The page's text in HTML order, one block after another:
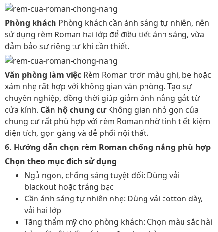
Phòng khách Phòng khách cần ánh sáng tự nhiên, nên
sử dụng rèm Roman hai lớp để điều tiết ánh sáng, vừa
đảm bảo sự riêng tư khi cần thiết.
Văn phòng làm việc Rèm Roman trơn màu ghi, be hoặc
xám nhẹ rất hợp với không gian văn phòng. Tạo sự
chuyên nghiệp, đồng thời giúp giảm ánh nắng gắt từ
cửa kính. Căn hộ chung cưKhông gian nhỏ gọn của
chung cư rất phù hợp với rèm Roman nhờ tính tiết kiệm
diện tích, gọn gàng và dễ phối nội thất.
6. Hướng dẫn chọn rèm Roman chống nắng phù hợp
Chọn theo mục đích sử dụng
Ngủ ngon, chống sáng tuyệt đối: Dùng vải
blackout hoặc tráng bạc
Cần ánh sáng tự nhiên nhẹ: Dùng vải cotton dày,
vải hai lớp
Tăng thẩm mỹ cho phòng khách: Chọn màu sắc hài